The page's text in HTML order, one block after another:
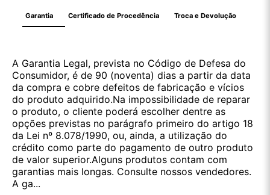
Garantia Certificado de Procedência Troca e Devolução
A Garantia Legal, prevista no Código de Defesa do
Consumidor, é de 90 (noventa) dias a partir da data
da compra e cobre defeitos de fabricação e vícios
do produto adquirido.Na impossibilidade de reparar
o produto, o cliente poderá escolher dentre as
opções previstas no parágrafo primeiro do artigo 18
da Lei nº 8.078/1990, ou, ainda, a utilização do
crédito como parte do pagamento de outro produto
de valor superior.Alguns produtos contam com
garantias mais longas. Consulte nossos vendedores.
A ga...